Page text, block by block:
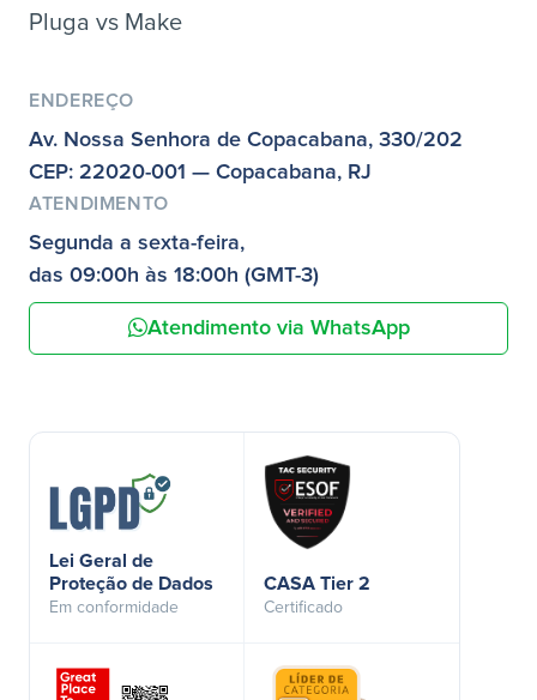
Pluga vs Make
ENDEREÇO
Av. Nossa Senhora de Copacabana, 330/202
CEP: 22020-001 — Copacabana, RJ
ATENDIMENTO
Segunda a sexta-feira,
das 09:00h às 18:00h (GMT-3)
Atendimento via WhatsApp
Lei Geral de
Proteção de Dados
Em conformidade
CASA Tier 2
Certificado